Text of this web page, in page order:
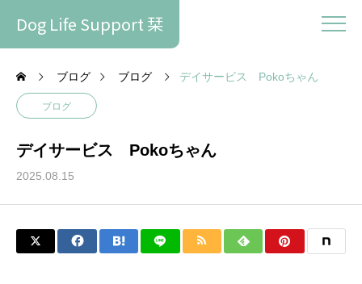
Dog Life Support 栞
ブログ ブログ デイサービス Pokoちゃん
ブログ
デイサービス Pokoちゃん
2025.08.15